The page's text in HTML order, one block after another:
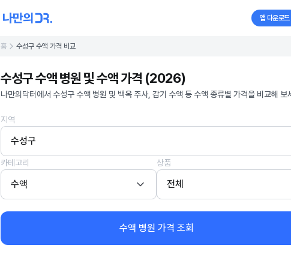
앱 다운로드
홈 수성구 수액 가격 비교
수성구 수액 병원 및 수액 가격 (2026)
나만의닥터에서 수성구 수액 병원 및 백옥 주사, 감기 수액 등 수액 종류별 가격을 비교해 보
지역
수성구
카테고리
수액
상품
전체
수액 병원 가격 조회